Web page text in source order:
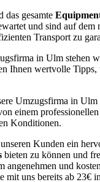
das gesamte
und sind auf dem
Transport zu
in Ulm stehen
Ihnen wertvolle
Umzugsfirma in Ulm
einem
Konditionen.
Kunden ein
bieten zu können und
angenehmen und
mit uns bereits ab 23€